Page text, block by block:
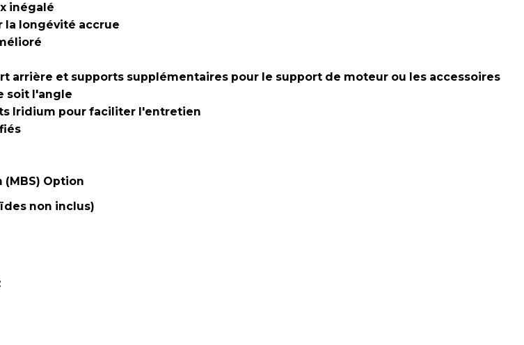
inégalé
la longévité accrue
et supports supplémentaires pour le support de moteur ou les accessoires
soit l'angle
Iridium pour faciliter l'entretien
Option
non inclus)